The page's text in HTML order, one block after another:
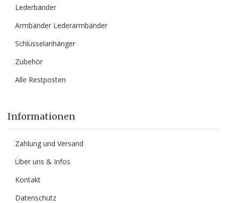
Lederbänder
Armbänder Lederarmbänder
Schlüsselanhänger
Zubehör
Alle Restposten
Informationen
Zahlung und Versand
Über uns & Infos
Kontakt
Datenschutz